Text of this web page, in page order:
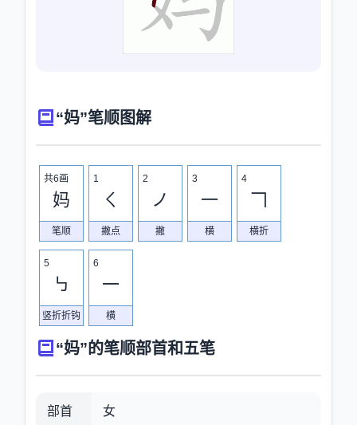
“妈”笔顺图解
共6画
妈
笔顺
1
ㄑ
撇点
2
ノ
撇
3
一
横
4
𠃍
横折
5
㇉
竖折折钩
6
一
横
“妈”的笔顺部首和五笔
部首 女